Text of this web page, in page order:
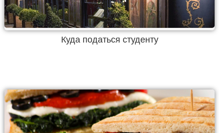
Куда податься студенту